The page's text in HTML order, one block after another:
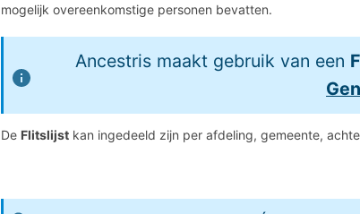
mogelijk overeenkomstige personen bevatten.
Ancestris maakt gebruik van een
De Flitslijst kan ingedeeld zijn per afdeling, gemeente,